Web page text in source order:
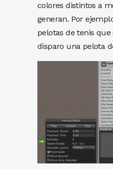
colores distintos a
generan. Por
pelotas de tenis
disparo una pelota